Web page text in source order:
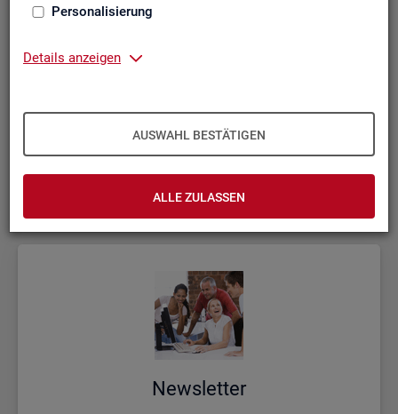
Personalisierung
Details anzeigen
AUSWAHL BESTÄTIGEN
ALLE ZULASSEN
Kon­takt, Feed­back und Kri­tik
News­let­ter